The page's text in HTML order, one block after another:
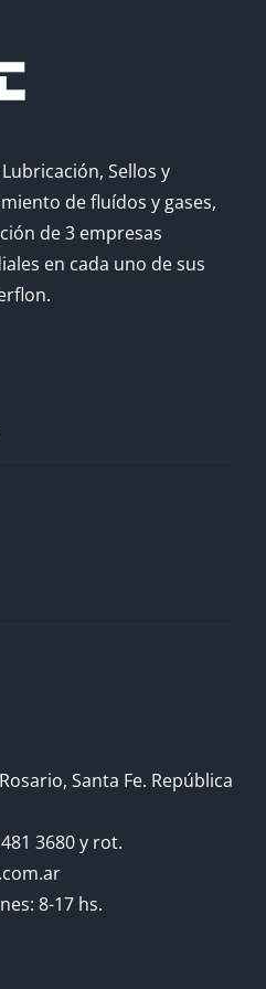
Sellos y
de fluídos y gases,
de 3 empresas
en cada uno de sus
Santa Fe. República
3680 y rot.
8-17 hs.